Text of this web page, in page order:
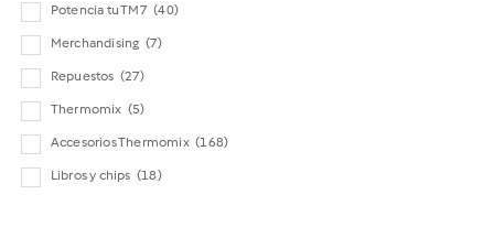
Potencia tu TM7 (40)
Merchandising (7)
Repuestos (27)
Thermomix (5)
Accesorios Thermomix (168)
Libros y chips (18)